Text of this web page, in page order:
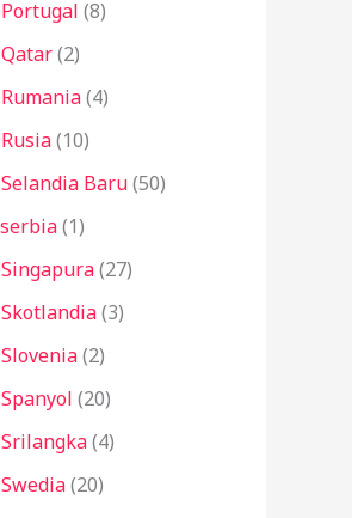
(8)
(2)
(4)
(10)
Baru(50)
(1)
(27)
(3)
(2)
(20)
(4)
(20)